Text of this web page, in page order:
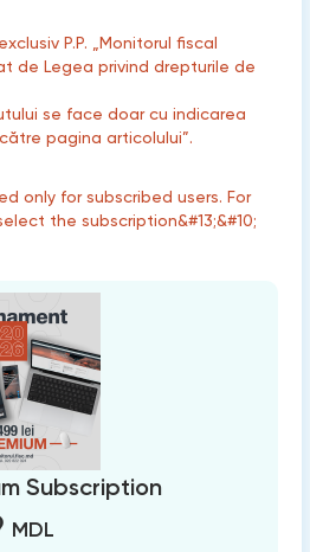
P.P. „Monitorul fiscal
de Legea privind drepturile de
se face doar cu indicarea
către pagina articolului”.
only for subscribed users. For
the subscription&#13;&#10;
Subscription
MDL